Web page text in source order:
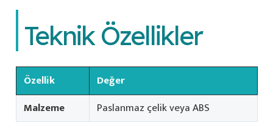
Teknik Özellikler
Özellik
Değer
Malzeme
Paslanmaz çelik veya ABS